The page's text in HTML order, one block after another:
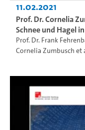
11.02.2021
Prof. Dr. Cornelia
Schnee und Hagel
Prof. Dr. Frank
Cornelia Zumbusch et